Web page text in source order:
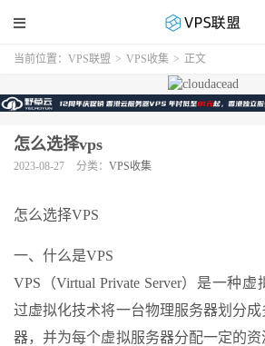
当前位置： VPS联盟 > VPS收集 > 正文
怎么选择vps
2023-08-27 分类： VPS收集
怎么选择VPS
一、什么是VPS
VPS（Virtual Private Server）是一种
过虚拟化技术将一台物理服务器划分
器，并为每个虚拟服务器分配一定的